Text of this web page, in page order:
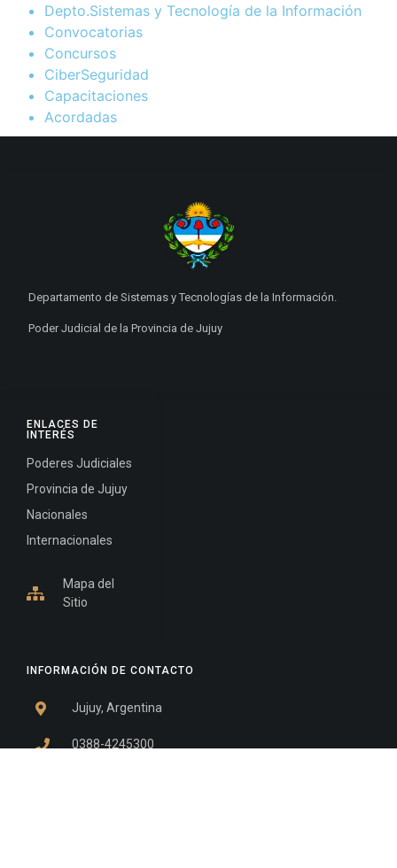
Depto.Sistemas y Tecnología de la Información
Convocatorias
Concursos
CiberSeguridad
Capacitaciones
Acordadas
INFORMACIÓN DE CONTACTO
Jujuy, Argentina
0388-4245300
ENLACES DE
INTERÉS
Poderes Judiciales
Provincia de Jujuy
Nacionales
Internacionales
Mapa del
Sitio
Departamento de Sistemas y Tecnologías de la Información.
Poder Judicial de la Provincia de Jujuy